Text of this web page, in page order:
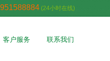
(24小时在线)
联系我们
客户服务